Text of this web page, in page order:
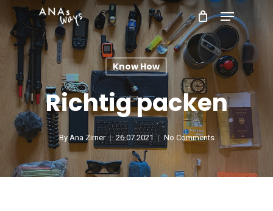
Skip
to
main
Menu
Know How
Richtig packen
By Ana Zirner 26.07.2021 No Comments